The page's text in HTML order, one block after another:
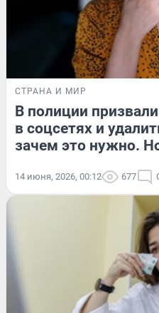
СТРАНА И МИР
В полиции
в соцсетях и
зачем это нужно.
14 июня, 2026, 00:12 677